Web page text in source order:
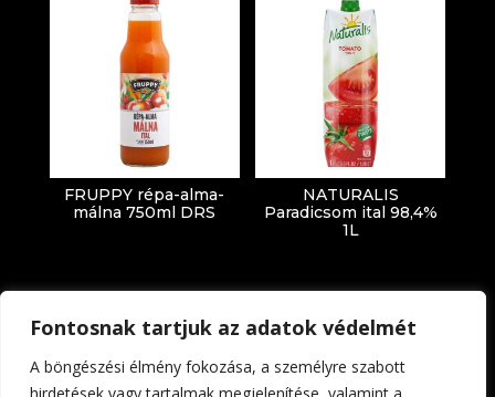
Fontosnak tartjuk az adatok védelmét
A böngészési élmény fokozása, a személyre szabott
FRUPPY répa-alma-
málna 750ml DRS
NATURALIS
Paradicsom ital 98,4%
1L